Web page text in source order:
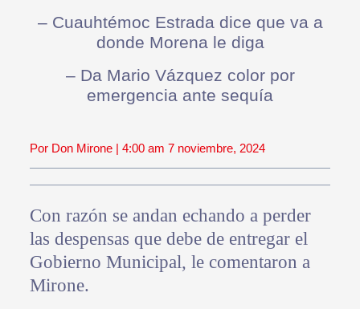
– Cuauhtémoc Estrada dice que va a
donde Morena le diga
– Da Mario Vázquez color por
emergencia ante sequía
Por Don Mirone | 4:00 am 7 noviembre, 2024
Con razón se andan echando a perder
las despensas que debe de entregar el
Gobierno Municipal, le comentaron a
Mirone.